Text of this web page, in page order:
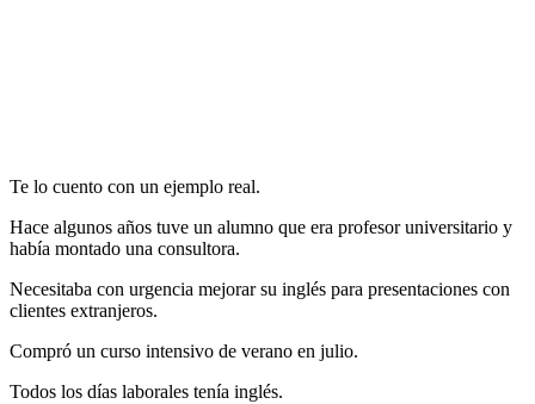
Te lo cuento con un ejemplo real.
Hace algunos años tuve un alumno que era profesor universitario y
había montado una consultora.
Necesitaba con urgencia mejorar su inglés para presentaciones con
clientes extranjeros.
Compró un curso intensivo de verano en julio.
Todos los días laborales tenía inglés.